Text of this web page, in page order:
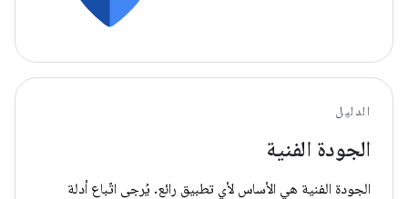
الدليل
الجودة الفنية
الجودة الفنية هي الأساس لأي تطبيق رائع. يُرجى اتّباع أدلة